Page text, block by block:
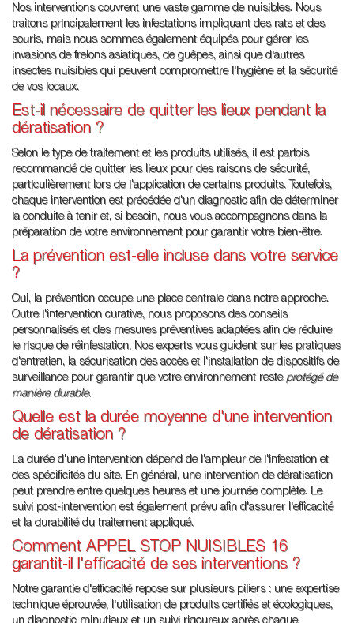
Nos interventions couvrent une vaste gamme de nuisibles. Nous
traitons principalement les infestations impliquant des rats et des
souris, mais nous sommes également équipés pour gérer les
invasions de frelons asiatiques, de guêpes, ainsi que d'autres
insectes nuisibles qui peuvent compromettre l'hygiène et la sécurité
de vos locaux.
Est-il nécessaire de quitter les lieux pendant la
dératisation ?
Selon le type de traitement et les produits utilisés, il est parfois
recommandé de quitter les lieux pour des raisons de sécurité,
particulièrement lors de l'application de certains produits. Toutefois,
chaque intervention est précédée d'un diagnostic afin de déterminer
la conduite à tenir et, si besoin, nous vous accompagnons dans la
préparation de votre environnement pour garantir votre bien-être.
La prévention est-elle incluse dans votre service
?
Oui, la prévention occupe une place centrale dans notre approche.
Outre l'intervention curative, nous proposons des conseils
personnalisés et des mesures préventives adaptées afin de réduire
le risque de réinfestation. Nos experts vous guident sur les pratiques
d'entretien, la sécurisation des accès et l'installation de dispositifs de
surveillance pour garantir que votre environnement reste protégé de
manière durable.
Quelle est la durée moyenne d'une intervention
de dératisation ?
La durée d'une intervention dépend de l'ampleur de l'infestation et
des spécificités du site. En général, une intervention de dératisation
peut prendre entre quelques heures et une journée complète. Le
suivi post-intervention est également prévu afin d'assurer l'efficacité
et la durabilité du traitement appliqué.
Comment APPEL STOP NUISIBLES 16
garantit-il l'efficacité de ses interventions ?
Notre garantie d'efficacité repose sur plusieurs piliers : une expertise
technique éprouvée, l'utilisation de produits certifiés et écologiques,